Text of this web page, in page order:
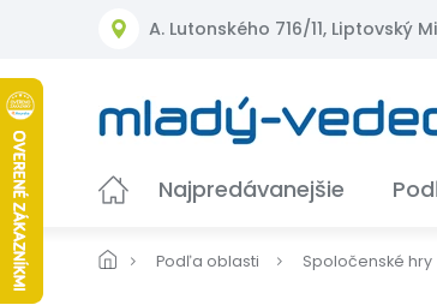
A. Lutonského 716/11, Liptovský
Najpredávanejšie
Podľa oblasti Spoločenské hry